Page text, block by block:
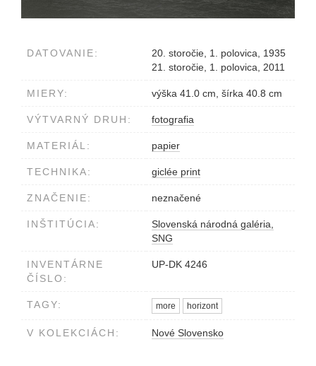
DATOVANIE:
20. storočie, 1. polovica, 1935
21. storočie, 1. polovica, 2011
MIERY: výška 41.0 cm, šírka 40.8 cm
VÝTVARNÝ DRUH: fotografia
MATERIÁL: papier
TECHNIKA: giclée print
ZNAČENIE: neznačené
INŠTITÚCIA:
Slovenská národná galéria,
SNG
INVENTÁRNE
ČÍSLO:
UP-DK 4246
TAGY: more horizont
V KOLEKCIÁCH: Nové Slovensko